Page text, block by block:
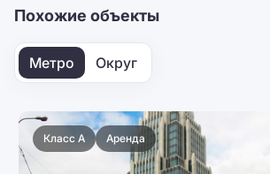
Похожие объекты
Метро Округ
Класс A Аренда